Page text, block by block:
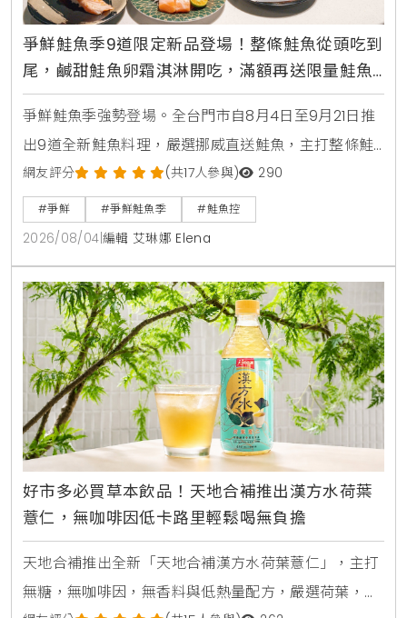
爭鮮鮭魚季9道限定新品登場！整條鮭魚從頭吃到
尾，鹹甜鮭魚卵霜淇淋開吃，滿額再送限量鮭魚
造型扇
爭鮮鮭魚季強勢登場。全台門市自8月4日至9月21日推
出9道全新鮭魚料理，嚴選挪威直送鮭魚，主打整條鮭
魚從頭吃到尾，包含照燒鮭魚頭，鮮嫩鮭魚肚生魚片，
紫蘇和風鮭魚冷麵，以及可可焦糖鮭魚與鮭魚卵黑糖霜
淇淋等創意鹹甜點。爭鮮APP會員消費滿額再贈送限量
獵奇鮭魚造型扇與專屬優惠彩蛋。
網友評分 (共17人參與) 290
#爭鮮 #爭鮮鮭魚季 #鮭魚控
2026/08/04 編輯 艾琳娜 Elena
好市多必買草本飲品！天地合補推出漢方水荷葉
薏仁，無咖啡因低卡路里輕鬆喝無負擔
天地合補推出全新「天地合補漢方水荷葉薏仁」，主打
無糖，無咖啡因，無香料與低熱量配方，嚴選荷葉，薏